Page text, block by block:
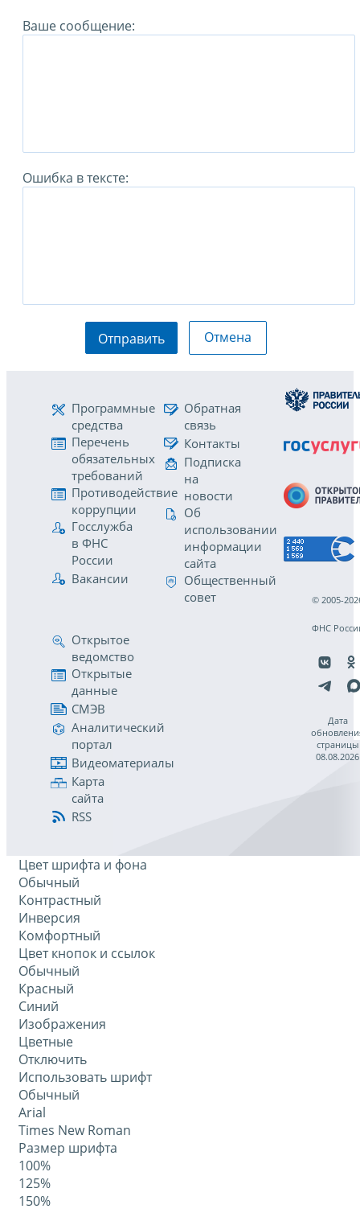
Ваше сообщение:
Ошибка в тексте:
Отправить Отмена
Программные
средства
Перечень
обязательных
требований
Противодействие
коррупции
Госслужба
в ФНС
России
Вакансии
Обратная
связь
Контакты
Подписка
на
новости
Об
использовании
информации
сайта
Общественный
совет
Открытое
ведомство
Открытые
данные
СМЭВ
Аналитический
портал
Видеоматериалы
Карта
сайта
RSS
© 2005-
ФНС
Дата
страницы
08.08.2026
Цвет шрифта и фона
Обычный
Контрастный
Инверсия
Комфортный
Цвет кнопок и ссылок
Обычный
Красный
Синий
Изображения
Цветные
Отключить
Использовать шрифт
Обычный
Arial
Times New Roman
Размер шрифта
100%
125%
150%